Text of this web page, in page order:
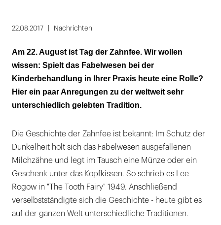
22.08.2017 Nachrichten
Am 22. August ist Tag der Zahnfee. Wir wollen
wissen: Spielt das Fabelwesen bei der
Kinderbehandlung in Ihrer Praxis heute eine Rolle?
Hier ein paar Anregungen zu der weltweit sehr
unterschiedlich gelebten Tradition.
Die Geschichte der Zahnfee ist bekannt: Im Schutz der
Dunkelheit holt sich das Fabelwesen ausgefallenen
Milchzähne und legt im Tausch eine Münze oder ein
Geschenk unter das Kopfkissen. So schrieb es Lee
Rogow in "The Tooth Fairy" 1949. Anschließend
verselbstständigte sich die Geschichte - heute gibt es
auf der ganzen Welt unterschiedliche Traditionen.